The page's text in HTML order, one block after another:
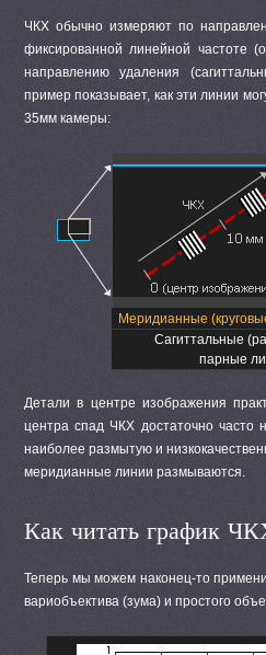
ЧКХ обычно измеряют по
фиксированной линейной частоте
направлению удаления
пример показывает, как эти линии
35мм камеры:
Меридианные
Сагиттальные
парные
Детали в центре изображения
центра спад ЧКХ достаточно часто
наиболее размытую и
меридианные линии размываются.
Как читать график
Теперь мы можем наконец-то
вариобъектива (зума) и простого